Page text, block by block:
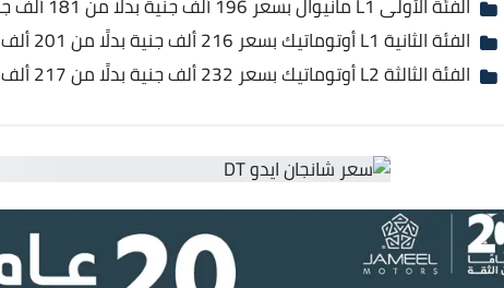
الفئة الثانية L1 أوتوماتيك بسعر 216 ألف جنية بدلًا من 201 ألف جنية
الفئة الثالثة L2 أوتوماتيك بسعر 232 ألف جنية بدلًا من 217 ألف جنية